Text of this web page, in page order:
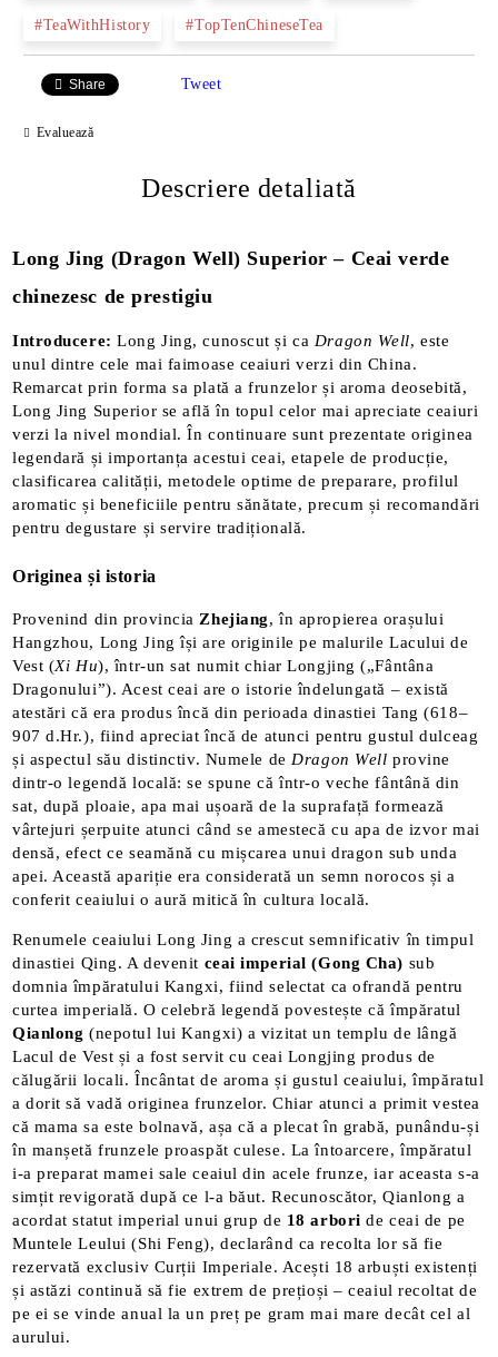
#TeaWithHistory #TopTenChineseTea
Share Tweet
Evaluează
Descriere detaliată
Long Jing (Dragon Well) Superior – Ceai verde
chinezesc de prestigiu
Introducere: Long Jing, cunoscut și ca Dragon Well, este
unul dintre cele mai faimoase ceaiuri verzi din China.
Remarcat prin forma sa plată a frunzelor și aroma deosebită,
Long Jing Superior se află în topul celor mai apreciate ceaiuri
verzi la nivel mondial. În continuare sunt prezentate originea
legendară și importanța acestui ceai, etapele de producție,
clasificarea calității, metodele optime de preparare, profilul
aromatic și beneficiile pentru sănătate, precum și recomandări
pentru degustare și servire tradițională.
Originea și istoria
Provenind din provincia Zhejiang, în apropierea orașului
Hangzhou, Long Jing își are originile pe malurile Lacului de
Vest (Xi Hu), într-un sat numit chiar Longjing („Fântâna
Dragonului”). Acest ceai are o istorie îndelungată – există
atestări că era produs încă din perioada dinastiei Tang (618–
907 d.Hr.)​, fiind apreciat încă de atunci pentru gustul dulceag
și aspectul său distinctiv. Numele de Dragon Well provine
dintr-o legendă locală: se spune că într-o veche fântână din
sat, după ploaie, apa mai ușoară de la suprafață formează
vârtejuri șerpuite atunci când se amestecă cu apa de izvor mai
densă, efect ce seamănă cu mișcarea unui dragon sub unda
apei​. Această apariție era considerată un semn norocos și a
conferit ceaiului o aură mitică în cultura locală.
Renumele ceaiului Long Jing a crescut semnificativ în timpul
dinastiei Qing. A devenit ceai imperial (Gong Cha) sub
domnia împăratului Kangxi, fiind selectat ca ofrandă pentru
curtea imperială. O celebră legendă povestește că împăratul
Qianlong (nepotul lui Kangxi) a vizitat un templu de lângă
Lacul de Vest și a fost servit cu ceai Longjing produs de
călugării locali. Încântat de aroma și gustul ceaiului, împăratul
a dorit să vadă originea frunzelor. Chiar atunci a primit vestea
că mama sa este bolnavă, așa că a plecat în grabă, punându-și
în manșetă frunzele proaspăt culese. La întoarcere, împăratul
i-a preparat mamei sale ceaiul din acele frunze, iar aceasta s-a
simțit revigorată după ce l-a băut. Recunoscător, Qianlong a
acordat statut imperial unui grup de 18 arbori de ceai de pe
Muntele Leului (Shi Feng), declarând ca recolta lor să fie
rezervată exclusiv Curții Imperiale​. Acești 18 arbuști existenți
și astăzi continuă să fie extrem de prețioși – ceaiul recoltat de
pe ei se vinde anual la un preț pe gram mai mare decât cel al
aurului​.